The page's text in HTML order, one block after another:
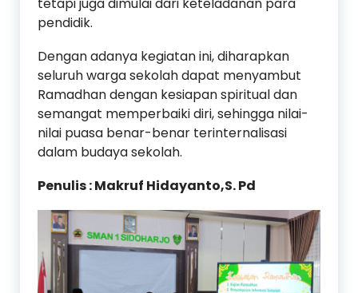
pendidik.
Dengan adanya kegiatan ini, diharapkan
seluruh warga sekolah dapat menyambut
Ramadhan dengan kesiapan spiritual dan
semangat memperbaiki diri, sehingga nilai-
nilai puasa benar-benar terinternalisasi
dalam budaya sekolah.
Penulis : Makruf Hidayanto,S. Pd